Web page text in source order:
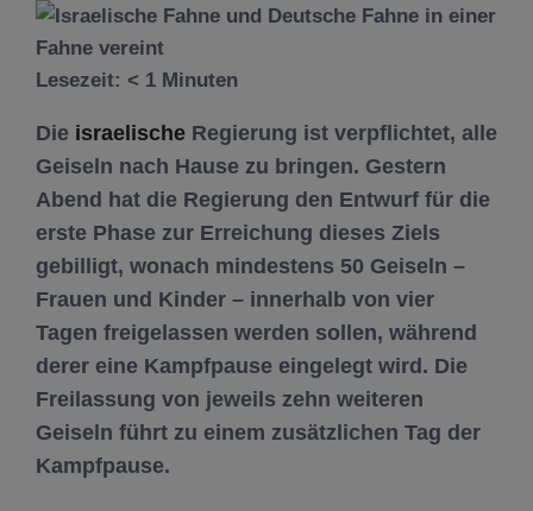
Lesezeit: < 1 Minuten
Die israelische Regierung ist verpflichtet, alle
Geiseln nach Hause zu bringen. Gestern
Abend hat die Regierung den Entwurf für die
erste Phase zur Erreichung dieses Ziels
gebilligt, wonach mindestens 50 Geiseln –
Frauen und Kinder – innerhalb von vier
Tagen freigelassen werden sollen, während
derer eine Kampfpause eingelegt wird. Die
Freilassung von jeweils zehn weiteren
Geiseln führt zu einem zusätzlichen Tag der
Kampfpause.